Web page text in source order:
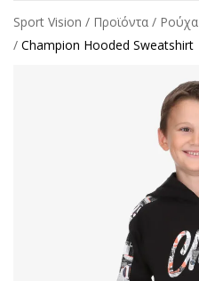
Sport Vision Προϊόντα Ρούχα
Champion Hooded Sweatshirt